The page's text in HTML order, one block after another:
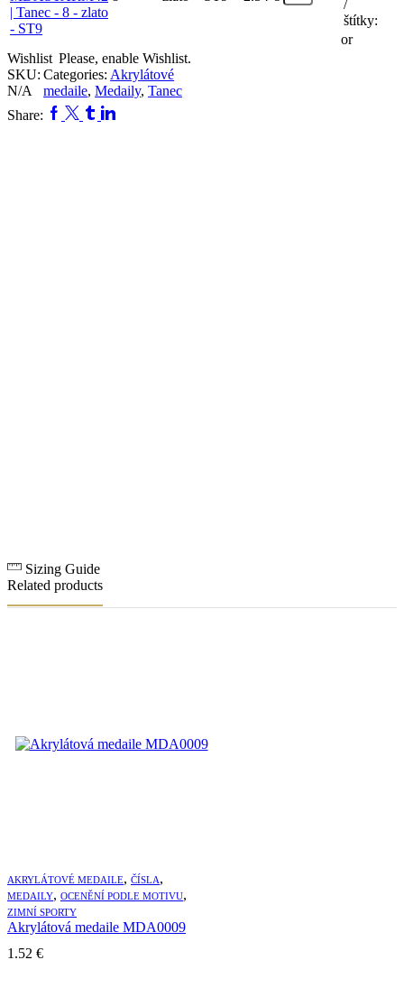
/
štítky:
or
Wishlist Please, enable Wishlist.
SKU:
N/A
Categories: Akrylátové
medaile,Medaily,Tanec
Share:
Facebook
Twitter
TumblrLinkedin
Sizing Guide
Related products
AKRYLÁTOVÉ MEDAILE, ČÍSLA,
MEDAILY, OCENĚNÍ PODLE MOTIVU,
ZIMNÍ SPORTY
Akrylátová medaile MDA0009
1.52 €